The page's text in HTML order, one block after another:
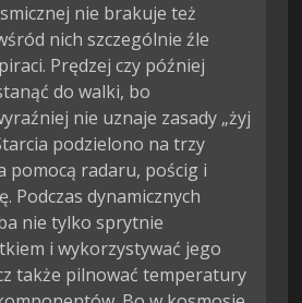
nie brakuje też
nich szczególnie źle
Prędzej czy później
do walki, bo
nie uznaje zasady „żyj
podzielono na trzy
pomocą radaru, pościg i
Podczas dynamicznych
nie tylko sprytnie
i wykorzystywać jego
także pilnować temperatury